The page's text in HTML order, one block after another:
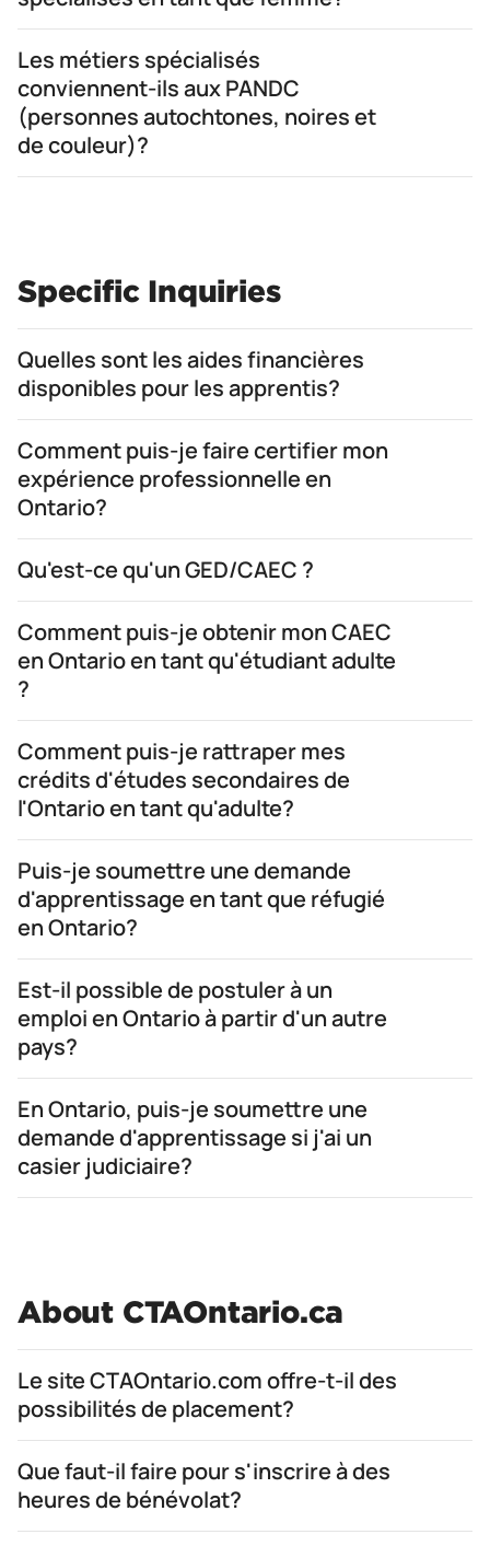
Les métiers spécialisés
conviennent-ils aux PANDC
(personnes autochtones, noires et
de couleur)?
Specific Inquiries
Quelles sont les aides financières
disponibles pour les apprentis?
Comment puis-je faire certifier mon
expérience professionnelle en
Ontario?
Qu'est-ce qu'un GED/CAEC ?
Comment puis-je obtenir mon CAEC
en Ontario en tant qu'étudiant adulte
?
Comment puis-je rattraper mes
crédits d'études secondaires de
l'Ontario en tant qu'adulte?
Puis-je soumettre une demande
d'apprentissage en tant que réfugié
en Ontario?
Est-il possible de postuler à un
emploi en Ontario à partir d'un autre
pays?
En Ontario, puis-je soumettre une
demande d'apprentissage si j'ai un
casier judiciaire?
About CTAOntario.ca
Le site CTAOntario.com offre-t-il des
possibilités de placement?
Que faut-il faire pour s'inscrire à des
heures de bénévolat?